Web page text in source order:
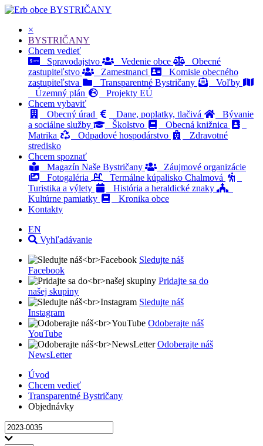
BYSTRIČANY
×
BYSTRIČANY
Chcem vedieť
Spravodajstvo
Vedenie obce
Obecné
zastupiteľstvo
Zamestnanci
Komisie obecného
zastupiteľstva
Transparentné Bystričany
Voľby
Územný plán
Projekty EÚ
Chcem vybaviť
Obecný úrad
Dane, poplatky, tlačivá
Bývanie
a sociálne služby
Školstvo
Obecná knižnica
Matrika
Odpadové hospodárstvo
Zdravotné
stredisko
Chcem spoznať
Magazín Naše Bystričany
Záujmové organizácie
Fotogaléria
Termálne kúpalisko Chalmová
Turistika a výlety
História a heraldické znaky
Kultúrne pamiatky
Kronika obce
Kontakty
EN
Vyhľadávanie
Sledujte náš
Facebook
Pridajte sa do
našej skupiny
Sledujte náš
Instagram
Odoberajte náš
YouTube
Odoberajte náš
NewsLetter
Úvod
Chcem vedieť
Transparentné Bystričany
Objednávky